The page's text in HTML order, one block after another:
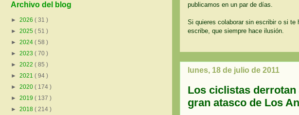
publicamos en un par de días.
Si quieres colaborar sin escribir o si te
escribe, que siempre hace ilusión.
lunes, 18 de julio de 2011
Los ciclistas
gran atasco de Los
Archivo del blog
► 2026 ( 31 )
► 2025 ( 51 )
► 2024 ( 58 )
► 2023 ( 70 )
► 2022 ( 85 )
► 2021 ( 94 )
► 2020 ( 174 )
► 2019 ( 137 )
► 2018 ( 214 )